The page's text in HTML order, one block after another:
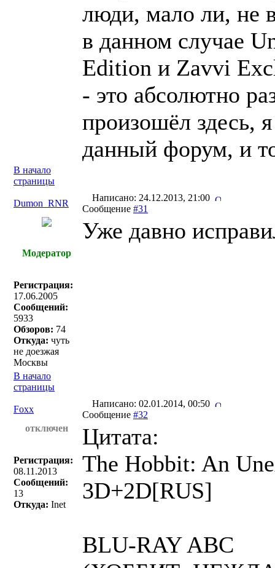
люди, мало ли, не
в данном случае
Edition и Zavvi
- это абсолютно
произошёл здесь,
данный форум, и
В начало
страницы
Dumon_RNR
Написано: 24.12.2013, 21:00
Сообщение #31
Модератор
Регистрация:
17.06.2005
Сообщений:
5933
Обзоров: 74
Откуда: чуть
не доезжая
Москвы
Уже давно
В начало
страницы
Foxx
Написано: 02.01.2014, 00:50
Сообщение #32
отключен
Регистрация:
08.11.2013
Сообщений:
13
Откуда: Inet
Цитата:
The Hobbit: An
3D+2D[RUS]
BLU-RAY ABC